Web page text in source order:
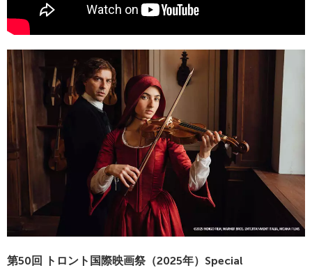
第50回 トロント国際映画祭（2025年）Special